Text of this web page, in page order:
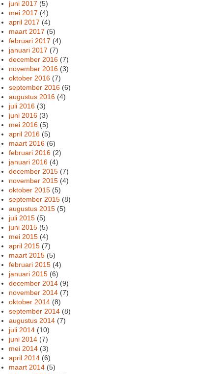
juni 2017 (5)
mei 2017 (4)
april 2017 (4)
maart 2017 (5)
februari 2017 (4)
januari 2017 (7)
december 2016 (7)
november 2016 (3)
oktober 2016 (7)
september 2016 (6)
augustus 2016 (4)
juli 2016 (3)
juni 2016 (3)
mei 2016 (5)
april 2016 (5)
maart 2016 (6)
februari 2016 (2)
januari 2016 (4)
december 2015 (7)
november 2015 (4)
oktober 2015 (5)
september 2015 (8)
augustus 2015 (5)
juli 2015 (5)
juni 2015 (5)
mei 2015 (4)
april 2015 (7)
maart 2015 (5)
februari 2015 (4)
januari 2015 (6)
december 2014 (9)
november 2014 (7)
oktober 2014 (8)
september 2014 (8)
augustus 2014 (7)
juli 2014 (10)
juni 2014 (7)
mei 2014 (3)
april 2014 (6)
maart 2014 (5)